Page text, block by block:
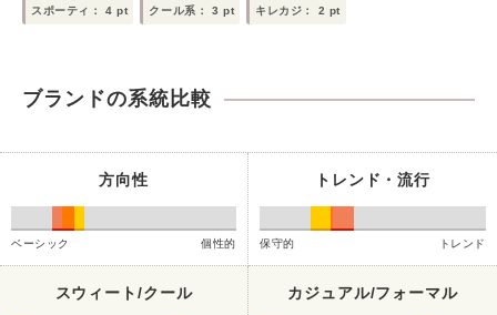
スポーティ：4pt クール系： 3 pt キレカジ： 2 pt
ブランドの系統比較
方向性
ベーシック 個性的
トレンド・流行
保守的 トレンド
スウィート/クール カジュアル/フォーマル